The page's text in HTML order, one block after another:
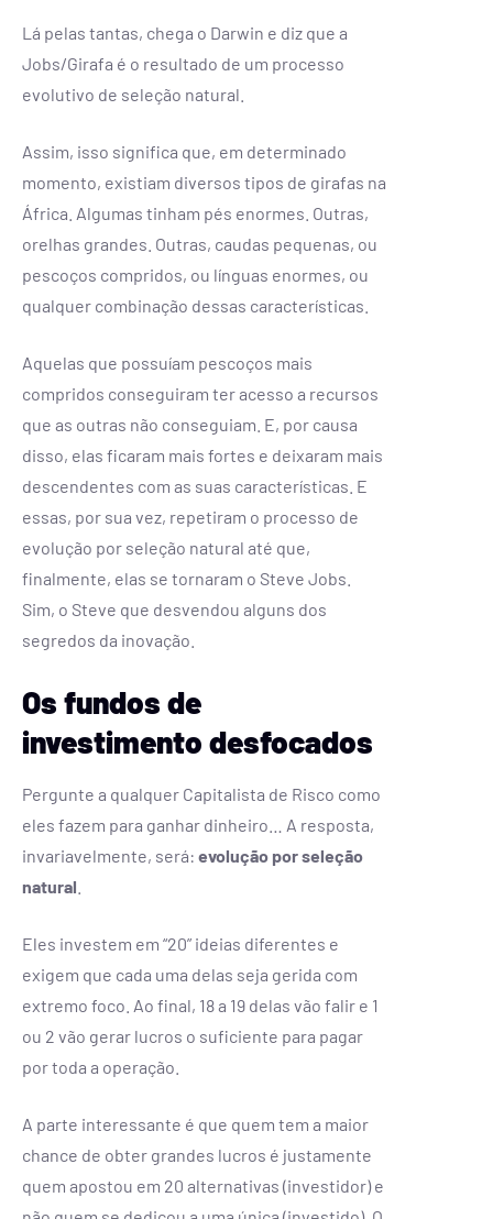
Lá pelas tantas, chega o Darwin e diz que a
Jobs/Girafa é o resultado de um processo
evolutivo de seleção natural.
Assim, isso significa que, em determinado
momento, existiam diversos tipos de girafas na
África. Algumas tinham pés enormes. Outras,
orelhas grandes. Outras, caudas pequenas, ou
pescoços compridos, ou línguas enormes, ou
qualquer combinação dessas características.
Aquelas que possuíam pescoços mais
compridos conseguiram ter acesso a recursos
que as outras não conseguiam. E, por causa
disso, elas ficaram mais fortes e deixaram mais
descendentes com as suas características. E
essas, por sua vez, repetiram o processo de
evolução por seleção natural até que,
finalmente, elas se tornaram o Steve Jobs.
Sim, o Steve que desvendou alguns dos
segredos da inovação.
Os fundos de
investimento desfocados
Pergunte a qualquer Capitalista de Risco como
eles fazem para ganhar dinheiro… A resposta,
invariavelmente, será: evolução por seleção
natural
Eles investem em “20” ideias diferentes e
exigem que cada uma delas seja gerida com
extremo foco. Ao final, 18 a 19 delas vão falir e 1
ou 2 vão gerar lucros o suficiente para pagar
por toda a operação.
A parte interessante é que quem tem a maior
chance de obter grandes lucros é justamente
quem apostou em 20 alternativas (investidor) e